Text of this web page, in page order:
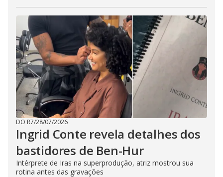
DO R7/28/07/2026
Ingrid Conte revela detalhes dos
bastidores de Ben-Hur
Intérprete de Iras na superprodução, atriz mostrou sua
rotina antes das gravações